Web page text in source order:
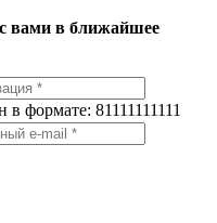
вами в ближайшее
в формате: 81111111111